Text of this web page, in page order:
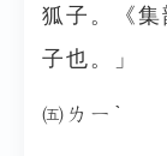
狐子。《
子也。」
㈤ㄌㄧˋ